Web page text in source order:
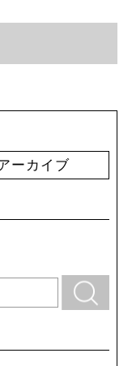
ーカイブ